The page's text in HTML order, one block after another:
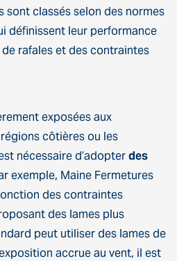
classés selon des normes
définissent leur performance
rafales et des contraintes
exposées aux
côtières ou les
nécessaire d’adopterdes
exemple, Maine Fermetures
des contraintes
des lames plus
peut utiliser des lames de
accrue au vent, il est